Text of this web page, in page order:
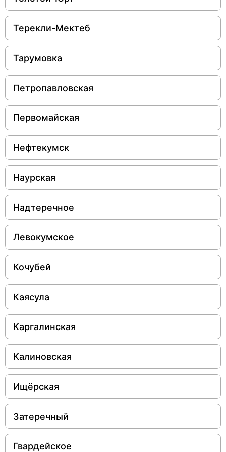
Терекли-Мектеб
Тарумовка
Петропавловская
Первомайская
Нефтекумск
Наурская
Надтеречное
Левокумское
Кочубей
Каясула
Каргалинская
Калиновская
Ищёрская
Затеречный
Гвардейское